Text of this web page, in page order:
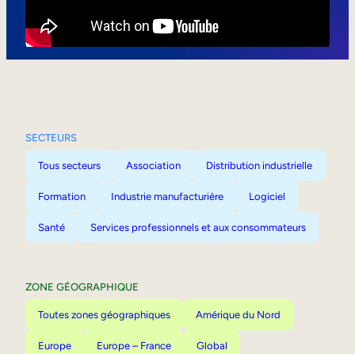
SECTEURS
Tous secteurs Association Distribution industrielle
Formation Industrie manufacturière Logiciel
Santé Services professionnels et aux consommateurs
ZONE GÉOGRAPHIQUE
Toutes zones géographiques Amérique du Nord
Europe Europe – France Global